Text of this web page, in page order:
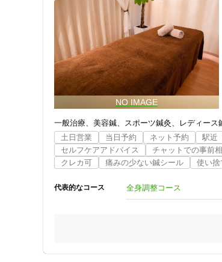
一般治療 美容鍼 スポーツ鍼灸 レディース
土日営業
当日予約 ネット予約 駅近
セルフケアアドバイス
チャットでの事前
クレカ可
痛みの少ない鍼シール 使い捨
代表的なコース 全身調整コース